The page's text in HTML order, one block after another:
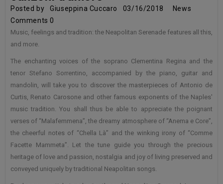
Posted by Giuseppina Cuccaro 03/16/2018
News
Comments0
Music, feelings and tradition: the Neapolitan Serenade features all this,
and more.
The enchanting voices of the soprano Clementina Regina and the
tenor Stefano Sorrentino, accompanied by the piano, guitar and
mandolin, will take you to discover the masterpieces of Antonio de
Curtis, Renato Carosone and other famous exponents of the Naples'
music tradition. You shall thus be able to appreciate the poignant
verses of “Malafemmena”, the dreamy atmosphere of “Anema e Core”,
the cheerful notes of “Chella Là” and the winking irony of “Comme
Facette Mammeta”. Let the tune guide you through the precious
heritage of love and passion, nostalgia and joy of living preserved and
conveyed uniquely by traditional Neapolitan songs.